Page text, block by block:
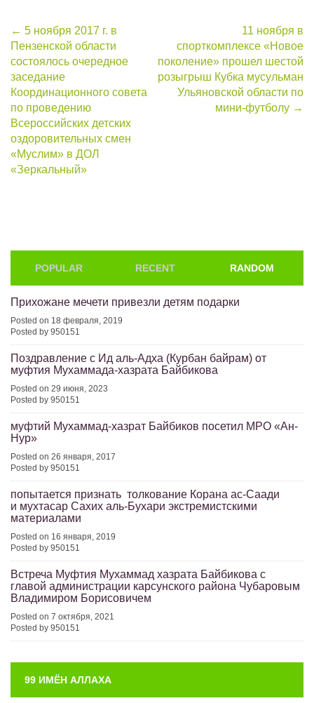
Post
navigation
← 5 ноября 2017 г. в
Пензенской области
состоялось очередное
заседание
Координационного совета
по проведению
Всероссийских детских
оздоровительных смен
«Муслим» в ДОЛ
«Зеркальный»
11 ноября в
спорткомплексе «Новое
поколение» прошел шестой
розыгрыш Кубка мусульман
Ульяновской области по
мини-футболу →
POPULAR RECENT RANDOM
Прихожане мечети привезли детям подарки
Posted on 18 февраля, 2019
Posted by 950151
Поздравление с Ид аль-Адха (Курбан байрам) от
муфтия Мухаммада-хазрата Байбикова
Posted on 29 июня, 2023
Posted by 950151
муфтий Мухаммад-хазрат Байбиков посетил МРО «Ан-
Нур»
Posted on 26 января, 2017
Posted by 950151
попытается признать толкование Корана ас-Саади
и мухтасар Сахих аль-Бухари экстремистскими
материалами
Posted on 16 января, 2019
Posted by 950151
Встреча Муфтия Мухаммад хазрата Байбикова с
главой администрации карсунского района Чубаровым
Владимиром Борисовичем
Posted on 7 октября, 2021
Posted by 950151
99 ИМЁН АЛЛАХА